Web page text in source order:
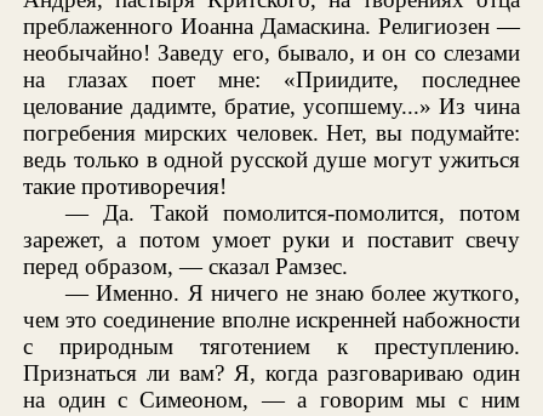
преблаженного Иоанна Дамаскина. Религиозен —
необычайно! Заведу его, бывало, и он со слезами
на глазах поет мне: «Приидите, последнее
целование дадимте, братие, усопшему...» Из чина
погребения мирских человек. Нет, вы подумайте:
ведь только в одной русской душе могут ужиться
такие противоречия!
— Да. Такой помолится-помолится, потом
зарежет, а потом умоет руки и поставит свечу
перед образом, — сказал Рамзес.
— Именно. Я ничего не знаю более жуткого,
чем это соединение вполне искренней набожности
с природным тяготением к преступлению.
Признаться ли вам? Я, когда разговариваю один
на один с Симеоном, — а говорим мы с ним